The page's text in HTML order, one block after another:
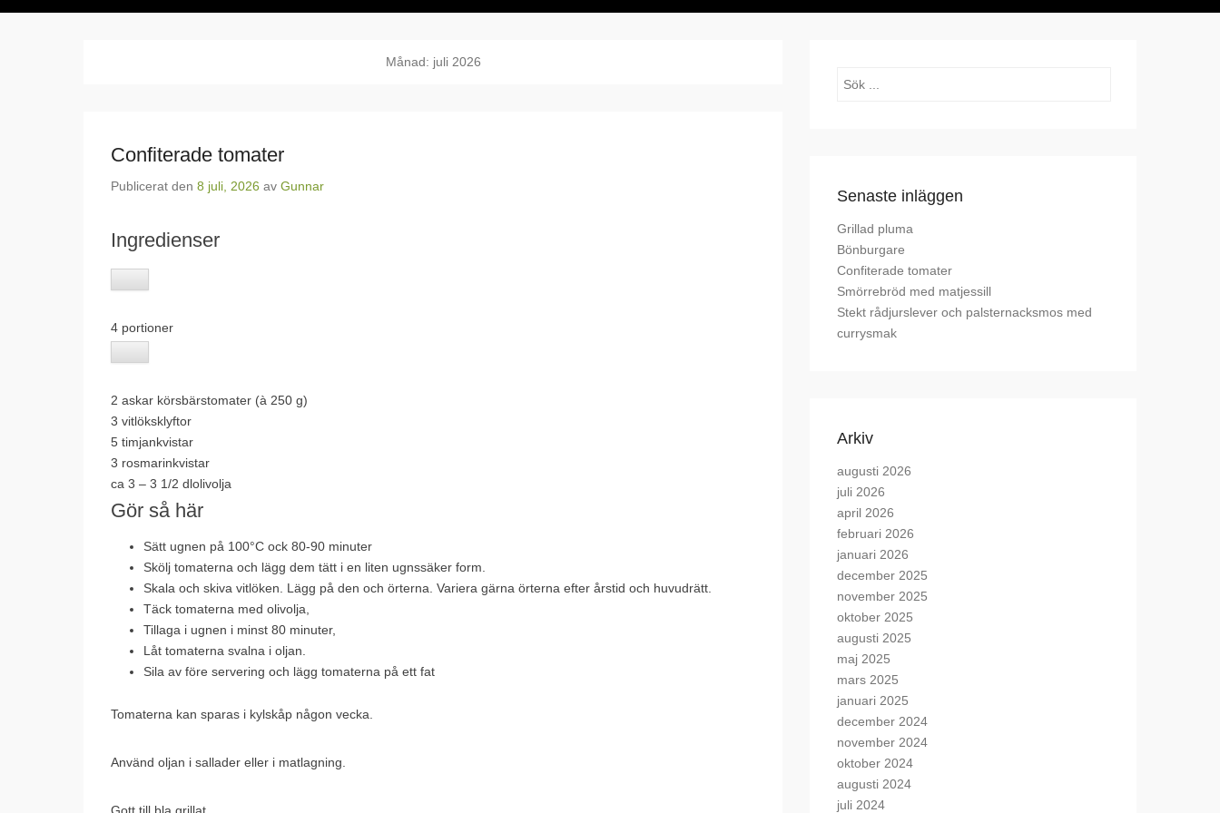
Månad: juli 2026
Confiterade tomater
Publicerat den 8 juli, 2026 av Gunnar
Ingredienser
4 portioner
2 askar körsbärstomater (à 250 g)
3 vitlöksklyftor
5 timjankvistar
3 rosmarinkvistar
ca 3 – 3 1/2 dlolivolja
Gör så här
Sätt ugnen på 100°C ock 80-90 minuter
Skölj tomaterna och lägg dem tätt i en liten ugnssäker form.
Skala och skiva vitlöken. Lägg på den och örterna. Variera gärna örterna efter årstid och huvudrätt.
Täck tomaterna med olivolja,
Tillaga i ugnen i minst 80 minuter,
Låt tomaterna svalna i oljan.
Sila av före servering och lägg tomaterna på ett fat
Tomaterna kan sparas i kylskåp någon vecka.
Använd oljan i sallader eller i matlagning.
Sök
Senaste inläggen
Grillad pluma
Bönburgare
Confiterade tomater
Smörrebröd med matjessill
Stekt rådjurslever och palsternacksmos med
currysmak
Arkiv
augusti 2026
juli 2026
april 2026
februari 2026
januari 2026
december 2025
november 2025
oktober 2025
augusti 2025
maj 2025
mars 2025
januari 2025
december 2024
november 2024
oktober 2024
augusti 2024
juli 2024